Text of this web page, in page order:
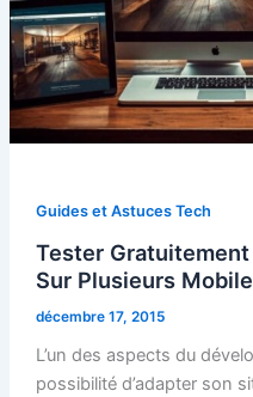
Guides et Astuces Tech
Tester
Sur Plusieurs
décembre 17, 2015
L’un des aspects du
possibilité d’adapter son